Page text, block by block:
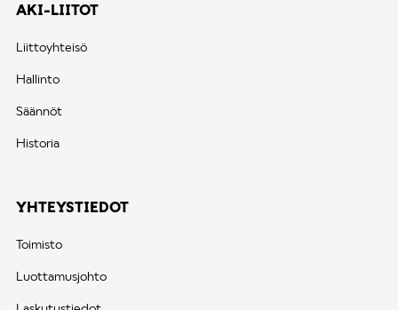
AKI-LIITOT
Liittoyhteisö
Hallinto
Säännöt
Historia
YHTEYSTIEDOT
Toimisto
Luottamusjohto